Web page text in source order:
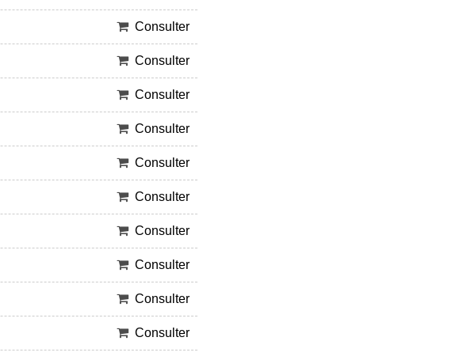
Consulter
Consulter
Consulter
Consulter
Consulter
Consulter
Consulter
Consulter
Consulter
Consulter